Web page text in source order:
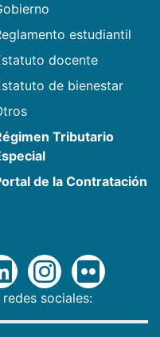
estudiantil
docente
de bienestar
Tributario
de la Contratación
sociales: